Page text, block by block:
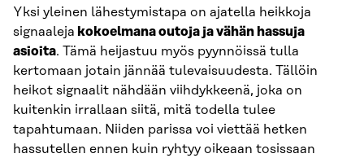
Yksi yleinen lähestymistapa on ajatella heikkoja
signaaleja kokoelmana outoja ja vähän hassuja
asioita. Tämä heijastuu myös pyynnöissä tulla
kertomaan jotain jännää tulevaisuudesta. Tällöin
heikot signaalit nähdään viihdykkeenä, joka on
kuitenkin irrallaan siitä, mitä todella tulee
tapahtumaan. Niiden parissa voi viettää hetken
hassutellen ennen kuin ryhtyy oikeaan tosissaan